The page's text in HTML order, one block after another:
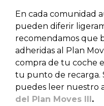
En cada comunidad
pueden diferir
recomendamos que
adheridas al Plan
compra de tu coche
tu punto de recarga.
puedes leer nuestro
del Plan Moves III.